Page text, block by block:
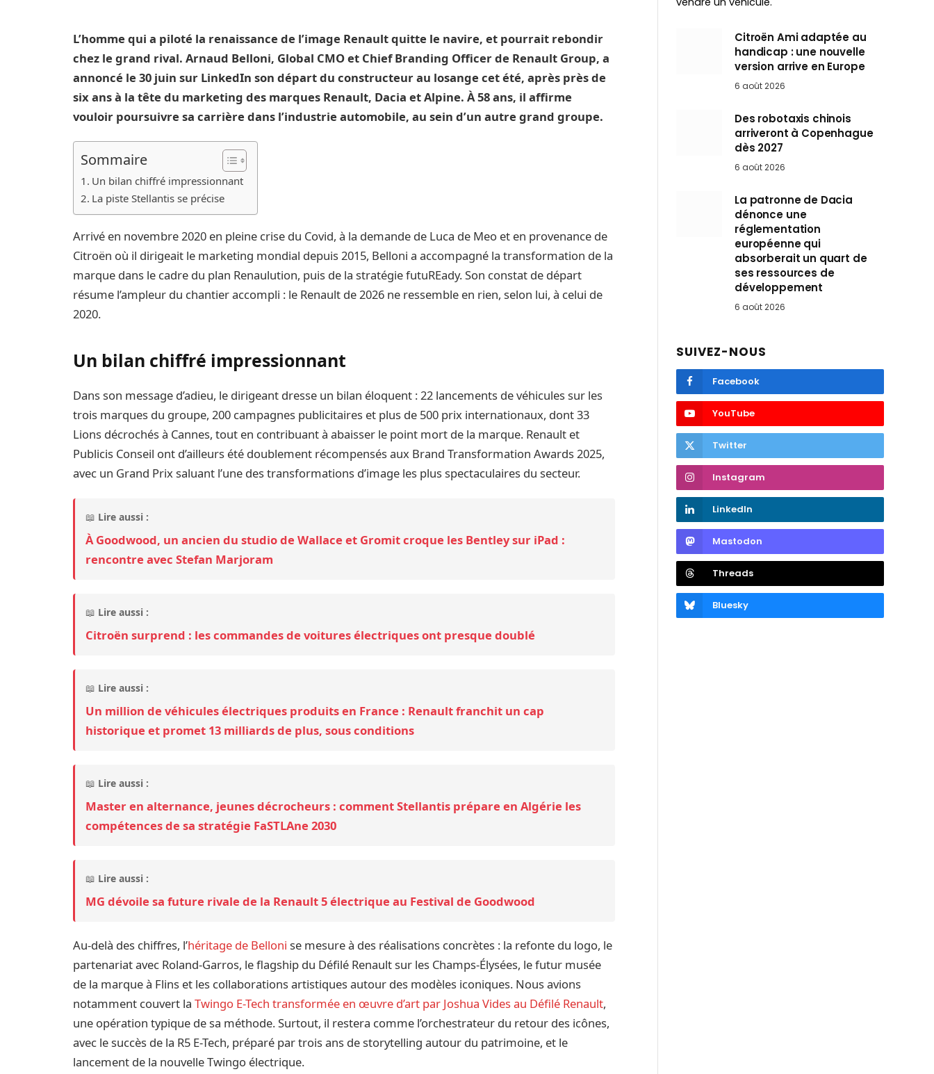
L’homme qui a piloté la renaissance de l’image Renault quitte le navire, et pourrait rebondir
chez le grand rival. Arnaud Belloni, Global CMO et Chief Branding Officer de Renault Group, a
annoncé le 30 juin sur LinkedIn son départ du constructeur au losange cet été, après près de
six ans à la tête du marketing des marques Renault, Dacia et Alpine. À 58 ans, il affirme
vouloir poursuivre sa carrière dans l’industrie automobile, au sein d’un autre grand groupe.
Sommaire
Un bilan chiffré impressionnant
La piste Stellantis se précise
Arrivé en novembre 2020 en pleine crise du Covid, à la demande de Luca de Meo et en provenance de
Citroën où il dirigeait le marketing mondial depuis 2015, Belloni a accompagné la transformation de la
marque dans le cadre du plan Renaulution, puis de la stratégie futuREady. Son constat de départ
résume l’ampleur du chantier accompli : le Renault de 2026 ne ressemble en rien, selon lui, à celui de
2020.
Un bilan chiffré impressionnant
Dans son message d’adieu, le dirigeant dresse un bilan éloquent : 22 lancements de véhicules sur les
trois marques du groupe, 200 campagnes publicitaires et plus de 500 prix internationaux, dont 33
Lions décrochés à Cannes, tout en contribuant à abaisser le point mort de la marque. Renault et
Publicis Conseil ont d’ailleurs été doublement récompensés aux Brand Transformation Awards 2025,
avec un Grand Prix saluant l’une des transformations d’image les plus spectaculaires du secteur.
📖 Lire aussi :
À Goodwood, un ancien du studio de Wallace et Gromit croque les Bentley sur iPad :
rencontre avec Stefan Marjoram
📖 Lire aussi :
Citroën surprend : les commandes de voitures électriques ont presque doublé
📖 Lire aussi :
Un million de véhicules électriques produits en France : Renault franchit un cap
historique et promet 13 milliards de plus, sous conditions
📖 Lire aussi :
Master en alternance, jeunes décrocheurs : comment Stellantis prépare en Algérie les
compétences de sa stratégie FaSTLAne 2030
📖 Lire aussi :
MG dévoile sa future rivale de la Renault 5 électrique au Festival de Goodwood
Au-delà des chiffres, l’héritage de Belloni se mesure à des réalisations concrètes : la refonte du logo, le
partenariat avec Roland-Garros, le flagship du Défilé Renault sur les Champs-Élysées, le futur musée
de la marque à Flins et les collaborations artistiques autour des modèles iconiques. Nous avions
notamment couvert laTwingo E-Tech transformée en œuvre d’art par Joshua Vides au Défilé Renault,
une opération typique de sa méthode. Surtout, il restera comme l’orchestrateur du retour des icônes,
avec le succès de la R5 E-Tech, préparé par trois ans de storytelling autour du patrimoine, et le
lancement de la nouvelle Twingo électrique.
Citroën Ami adaptée au
handicap : une nouvelle
version arrive en Europe
6 août 2026
Des robotaxis chinois
arriveront à Copenhague
dès 2027
6 août 2026
La patronne de Dacia
dénonce une
réglementation
européenne qui
absorberait un quart de
ses ressources de
développement
6 août 2026
SUIVEZ-NOUS
Facebook
YouTube
Twitter
Instagram
LinkedIn
Mastodon
Threads
Bluesky